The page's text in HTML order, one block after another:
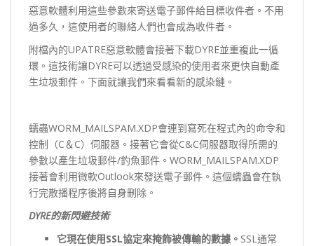
惡意軟體利用這些參數來寄送電子郵件給目標收件者。不用
過多久，這使用者的聯絡人們也會成為收件者。
附檔內的UPATRE惡意軟體會接著下載DYRE並重複此一循
環。這技術讓DYRE可以透過受感染的使用者來更快自動產
生垃圾郵件。下面就讓我們來看看新的感染鏈。
蠕蟲WORM_MAILSPAM.XDP會連到寫死在程式內的命令和
控制（C＆C）伺服器。接著它會從C&C伺服器取得所需的
參數以產生垃圾郵件/釣魚郵件。WORM_MAILSPAM.XDP
接著會利用微軟Outlook來發送電子郵件。這個蠕蟲會在執
行完散播程序後將自身刪除。
DYRE的新閃避技術
它現在使用SSL協定來掩飾被傳輸的數據。 SSL通常